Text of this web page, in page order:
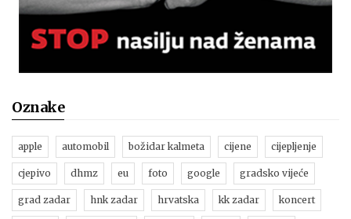
Oznake
apple automobil božidar kalmeta cijene cijepljenje
cjepivo dhmz eu foto google gradsko vijeće
grad zadar hnk zadar hrvatska kk zadar koncert